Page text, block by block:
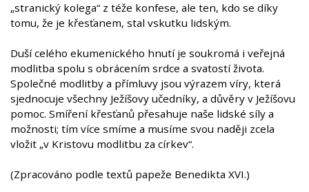
„stranický kolega“ z téže konfese, ale ten, kdo se díky
tomu, že je křesťanem, stal vskutku lidským.
Duší celého ekumenického hnutí je soukromá i veřejná
modlitba spolu s obrácením srdce a svatostí života.
Společné modlitby a přímluvy jsou výrazem víry, která
sjednocuje všechny Ježíšovy učedníky, a důvěry v Ježíšovu
pomoc. Smíření křesťanů přesahuje naše lidské síly a
možnosti; tím více smíme a musíme svou naději zcela
vložit „v Kristovu modlitbu za církev“.
(Zpracováno podle textů papeže Benedikta XVI.)